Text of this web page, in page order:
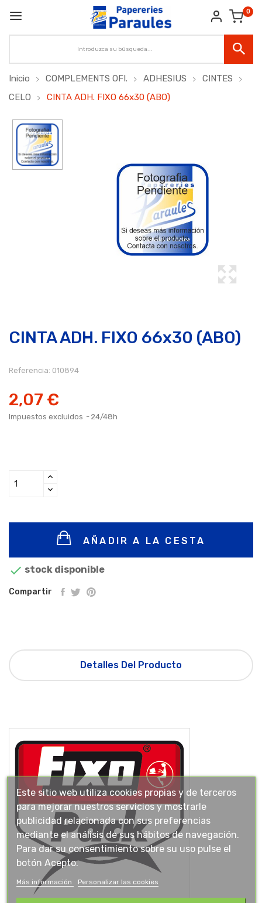
0
Inicio COMPLEMENTS OFI. ADHESIUS
CINTES
CELO
CINTA ADH. FIXO 66x30 (ABO)
CINTA ADH. FIXO 66x30 (ABO)
Referencia: 010894
2,07 €
Impuestos excluidos 24/48h
AÑADIR A LA CESTA
 stock disponible
Compartir
Detalles Del Producto
Este sitio web utiliza cookies propias y de terceros
para mejorar nuestros servicios y mostrarle
publicidad relacionada con sus preferencias
mediante el análisis de sus hábitos de navegación.
Para dar su consentimiento sobre su uso pulse el
botón Acepto.
Más información Personalizar las cookies